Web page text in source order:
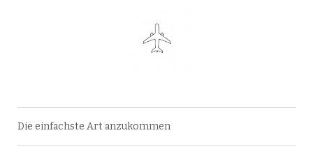
Die einfachste Art anzukommen